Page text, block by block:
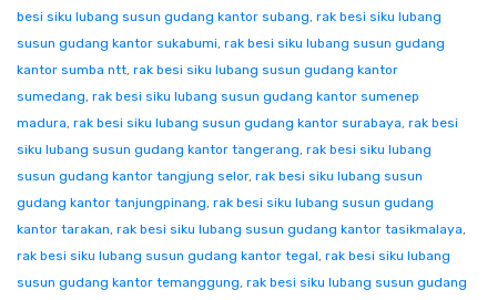
besi siku lubang susun gudang kantor subang, rak besi siku lubang
susun gudang kantor sukabumi, rak besi siku lubang susun gudang
kantor sumba ntt, rak besi siku lubang susun gudang kantor
sumedang, rak besi siku lubang susun gudang kantor sumenep
madura, rak besi siku lubang susun gudang kantor surabaya, rak besi
siku lubang susun gudang kantor tangerang, rak besi siku lubang
susun gudang kantor tangjung selor, rak besi siku lubang susun
gudang kantor tanjungpinang, rak besi siku lubang susun gudang
kantor tarakan, rak besi siku lubang susun gudang kantor tasikmalaya,
rak besi siku lubang susun gudang kantor tegal, rak besi siku lubang
susun gudang kantor temanggung, rak besi siku lubang susun gudang